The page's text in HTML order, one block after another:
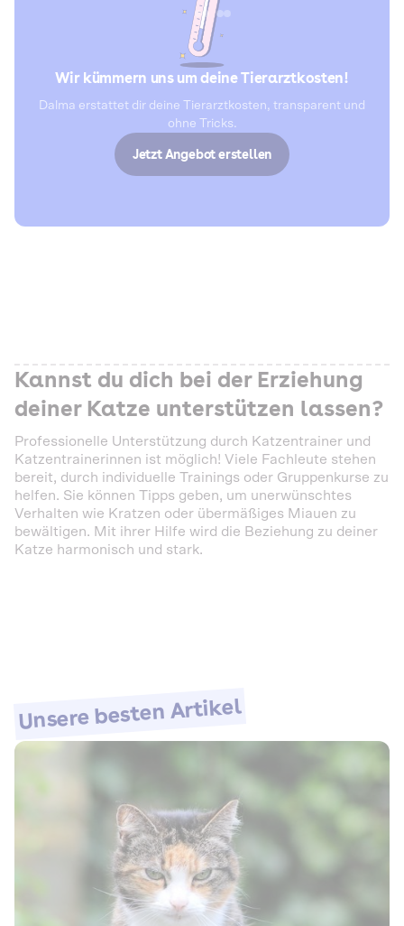
Wir kümmern uns um deine Tierarztkosten!
Dalma erstattet dir deine Tierarztkosten, transparent und
ohne Tricks.
Jetzt Angebot erstellen
Kannst du dich bei der Erziehung
deiner Katze unterstützen lassen?
Professionelle Unterstützung durch Katzentrainer und
Katzentrainerinnen ist möglich! Viele Fachleute stehen
bereit, durch individuelle Trainings oder Gruppenkurse zu
helfen. Sie können Tipps geben, um unerwünschtes
Verhalten wie Kratzen oder übermäßiges Miauen zu
bewältigen. Mit ihrer Hilfe wird die Beziehung zu deiner
Katze harmonisch und stark.
Unsere besten Artikel